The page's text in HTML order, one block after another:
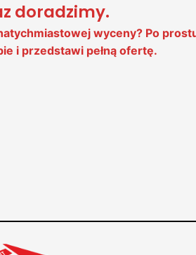
doradzimy.
wyceny? Po
i przedstawi pełną ofertę.